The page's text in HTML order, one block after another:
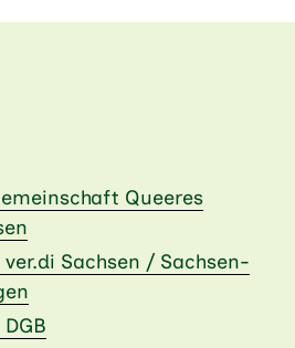
Queeres
Sachsen / Sachsen-